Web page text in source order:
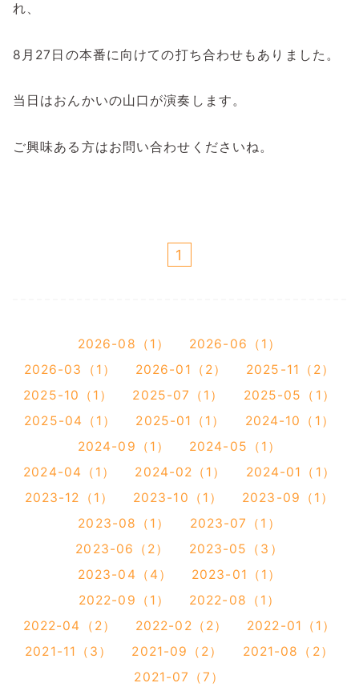
れ、
8月27日の本番に向けての打ち合わせもありました。
当日はおんかいの山口が演奏します。
ご興味ある方はお問い合わせくださいね。
1
2026-08（1）
2026-06（1）
2026-03（1）
2026-01（2）
2025-11（2）
2025-10（1）
2025-07（1）
2025-05（1）
2025-04（1）
2025-01（1）
2024-10（1）
2024-09（1）
2024-05（1）
2024-04（1）
2024-02（1）
2024-01（1）
2023-12（1）
2023-10（1）
2023-09（1）
2023-08（1）
2023-07（1）
2023-06（2）
2023-05（3）
2023-04（4）
2023-01（1）
2022-09（1）
2022-08（1）
2022-04（2）
2022-02（2）
2022-01（1）
2021-11（3）
2021-09（2）
2021-08（2）
2021-07（7）